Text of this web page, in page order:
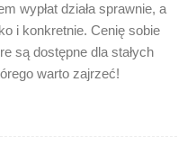
wypłat działa sprawnie, a
i konkretnie. Cenię sobie
są dostępne dla stałych
warto zajrzeć!